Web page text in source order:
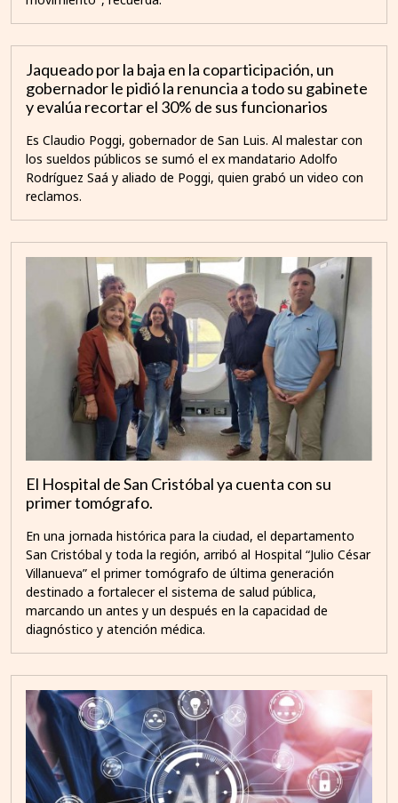
Jaqueado por la baja en la coparticipación, un
gobernador le pidió la renuncia a todo su gabinete
y evalúa recortar el 30% de sus funcionarios
Es Claudio Poggi, gobernador de San Luis. Al malestar con
los sueldos públicos se sumó el ex mandatario Adolfo
Rodríguez Saá y aliado de Poggi, quien grabó un video con
reclamos.
El Hospital de San Cristóbal ya cuenta con su
primer tomógrafo.
En una jornada histórica para la ciudad, el departamento
San Cristóbal y toda la región, arribó al Hospital “Julio César
Villanueva” el primer tomógrafo de última generación
destinado a fortalecer el sistema de salud pública,
marcando un antes y un después en la capacidad de
diagnóstico y atención médica.